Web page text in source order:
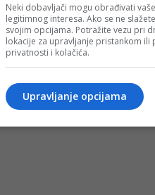
Neki dobavljači mogu obrađivati
legitimnog interesa. Ako se ne
svojim opcijama. Potražite vezu pri
lokacije za upravljanje pristankom ili
privatnosti i kolačića.
Upravljanje opcijama